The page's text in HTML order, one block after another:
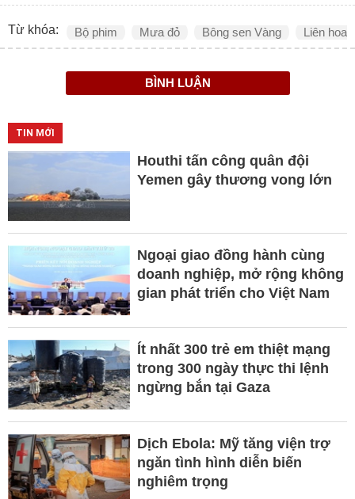
Từ khóa: Bộ phim Mưa đỏ Bông sen Vàng Liên
BÌNH LUẬN
TIN MỚI
Houthi tấn công quân đội
Yemen gây thương vong lớn
Ngoại giao đồng hành cùng
doanh nghiệp, mở rộng không
gian phát triển cho Việt Nam
Ít nhất 300 trẻ em thiệt mạng
trong 300 ngày thực thi lệnh
ngừng bắn tại Gaza
Dịch Ebola: Mỹ tăng viện trợ
ngăn tình hình diễn biến
nghiêm trọng